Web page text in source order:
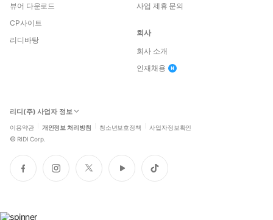
뷰어 다운로드
CP사이트
리디바탕
사업 제휴 문의
회사
회사 소개
인재채용
리디(주) 사업자 정보
이용약관 개인정보 처리방침 청소년보호정책 사업자정보확인
© RIDI Corp.
페
이
인
스
트
위
유
튜
틱
톡